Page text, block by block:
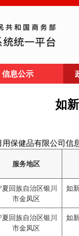
信息公示
如
保健品有限公司信
服务地区
夏回族自治区银川
市金凤区
如
夏回族自治区银川
市金凤区
如